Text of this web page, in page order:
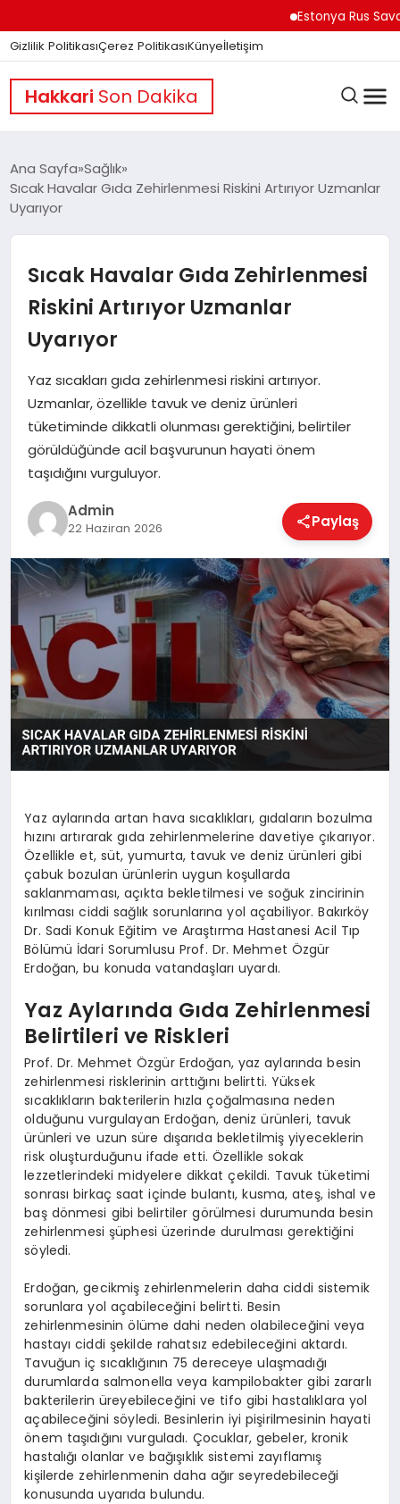
Estonya Rus
Gizlilik PolitikasıÇerez PolitikasıKünyeİletişim
Hakkari Son Dakika
GÜNDEM
DÜNYA
EĞITIM
EKONOMI
MAGAZIN
SPOR
TEKNOLOJI
Ana Sayfa Sağlık
Sıcak Havalar Gıda Zehirlenmesi Riskini Artırıyor Uzmanlar
Uyarıyor
Sıcak Havalar Gıda Zehirlenmesi
Riskini Artırıyor Uzmanlar
Uyarıyor
Yaz sıcakları gıda zehirlenmesi riskini artırıyor.
Uzmanlar, özellikle tavuk ve deniz ürünleri
tüketiminde dikkatli olunması gerektiğini, belirtiler
görüldüğünde acil başvurunun hayati önem
taşıdığını vurguluyor.
Admin
22 Haziran 2026 Paylaş
Yaz aylarında artan hava sıcaklıkları, gıdaların bozulma
hızını artırarak gıda zehirlenmelerine davetiye çıkarıyor.
Özellikle et, süt, yumurta, tavuk ve deniz ürünleri gibi
çabuk bozulan ürünlerin uygun koşullarda
saklanmaması, açıkta bekletilmesi ve soğuk zincirinin
kırılması ciddi sağlık sorunlarına yol açabiliyor. Bakırköy
Dr. Sadi Konuk Eğitim ve Araştırma Hastanesi Acil Tıp
Bölümü İdari Sorumlusu Prof. Dr. Mehmet Özgür
Erdoğan, bu konuda vatandaşları uyardı.
Yaz Aylarında Gıda Zehirlenmesi
Belirtileri ve Riskleri
Prof. Dr. Mehmet Özgür Erdoğan, yaz aylarında besin
zehirlenmesi risklerinin arttığını belirtti. Yüksek
sıcaklıkların bakterilerin hızla çoğalmasına neden
olduğunu vurgulayan Erdoğan, deniz ürünleri, tavuk
ürünleri ve uzun süre dışarıda bekletilmiş yiyeceklerin
risk oluşturduğunu ifade etti. Özellikle sokak
lezzetlerindeki midyelere dikkat çekildi. Tavuk tüketimi
sonrası birkaç saat içinde bulantı, kusma, ateş, ishal ve
baş dönmesi gibi belirtiler görülmesi durumunda besin
zehirlenmesi şüphesi üzerinde durulması gerektiğini
söyledi.
Erdoğan, gecikmiş zehirlenmelerin daha ciddi sistemik
sorunlara yol açabileceğini belirtti. Besin
zehirlenmesinin ölüme dahi neden olabileceğini veya
hastayı ciddi şekilde rahatsız edebileceğini aktardı.
Tavuğun iç sıcaklığının 75 dereceye ulaşmadığı
durumlarda salmonella veya kampilobakter gibi zararlı
bakterilerin üreyebileceğini ve tifo gibi hastalıklara yol
açabileceğini söyledi. Besinlerin iyi pişirilmesinin hayati
önem taşıdığını vurguladı. Çocuklar, gebeler, kronik
hastalığı olanlar ve bağışıklık sistemi zayıflamış
kişilerde zehirlenmenin daha ağır seyredebileceği
konusunda uyarıda bulundu.